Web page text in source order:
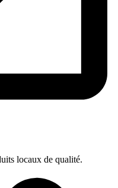
locaux de qualité.